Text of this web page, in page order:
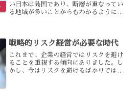
い日本は島国であり、断層が重なってい
る地域が多いことからもわかるように、
トラフ地震など巨大地震が...
戦略的リスク経営が必要な時代
これまで、企業の経営ではリスクを避け
ることを重視する傾向にありました。し
かし、今はリスクを避けるばかりではな